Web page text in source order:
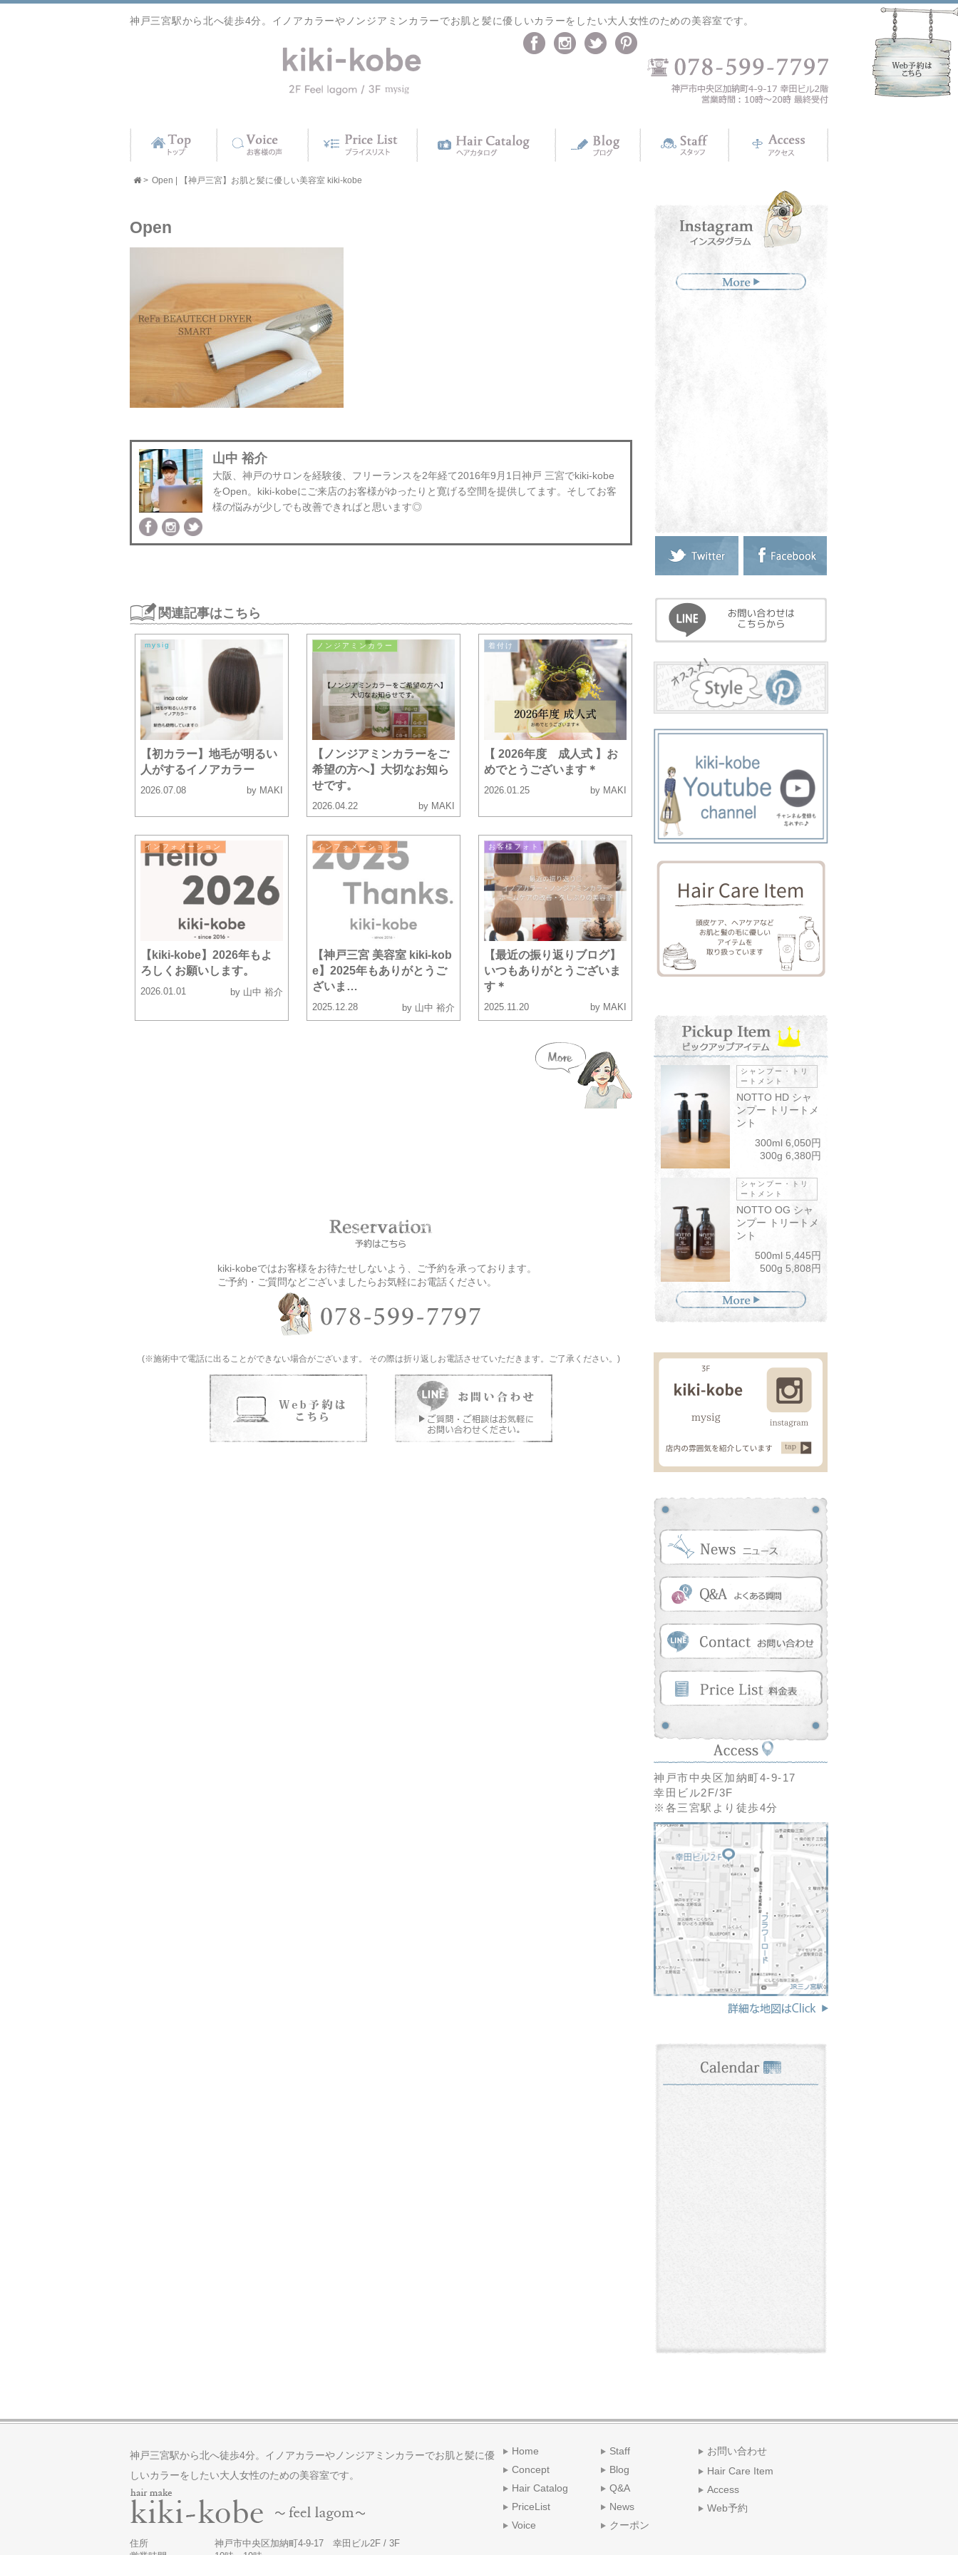
神戸三宮駅から北へ徒歩4分。イノアカラーやノンジアミンカラーでお肌と髪に優しいカラーをしたい大人女性のための美容室です。
> Open | 【神戸三宮】お肌と髪に優しい美容室 kiki-kobe
Open
山中 裕介
大阪、神戸のサロンを経験後、フリーランスを2年経て2016年9月1日神戸 三宮でkiki-kobe
をOpen。kiki-kobeにご来店のお客様がゆったりと寛げる空間を提供してます。そしてお客
様の悩みが少しでも改善できればと思います◎
関連記事はこちら
mysig
【初カラー】地毛が明るい
人がするイノアカラー
2026.07.08 by MAKI
ノンジアミンカラー
【ノンジアミンカラーをご
希望の方へ】大切なお知ら
せです。
2026.04.22 by MAKI
着付け
【 2026年度 成人式 】お
めでとうございます＊
2026.01.25 by MAKI
インフォメーション
【kiki-kobe】2026年もよ
ろしくお願いします。
2026.01.01 by 山中 裕介
インフォメーション
【神戸三宮 美容室 kiki-kob
e】2025年もありがとうご
ざいま…
2025.12.28 by 山中 裕介
お客様フォト
【最近の振り返りブログ】
いつもありがとうございま
す＊
2025.11.20 by MAKI
kiki-kobeではお客様をお待たせしないよう、ご予約を承っております。
ご予約・ご質問などございましたらお気軽にお電話ください。
(※施術中で電話に出ることができない場合がございます。 その際は折り返しお電話させていただきます。ご了承ください。)
シャンプー・トリ
ートメント
NOTTO HD シャ
ンプー トリートメ
ント
300ml 6,050円
300g 6,380円
シャンプー・トリ
ートメント
NOTTO OG シャ
ンプー トリートメ
ント
500ml 5,445円
500g 5,808円
神戸市中央区加納町4-9-17
幸田ビル2F/3F
※各三宮駅より徒歩4分
神戸三宮駅から北へ徒歩4分。イノアカラーやノンジアミンカラーでお肌と髪に優
しいカラーをしたい大人女性のための美容室です。
住所
神戸市中央区加納町4-9-17 幸田ビル2F / 3F
Home
Concept
Hair Catalog
PriceList
Voice
Staff
Blog
Q&A
News
クーポン
お問い合わせ
Hair Care Item
Access
Web予約